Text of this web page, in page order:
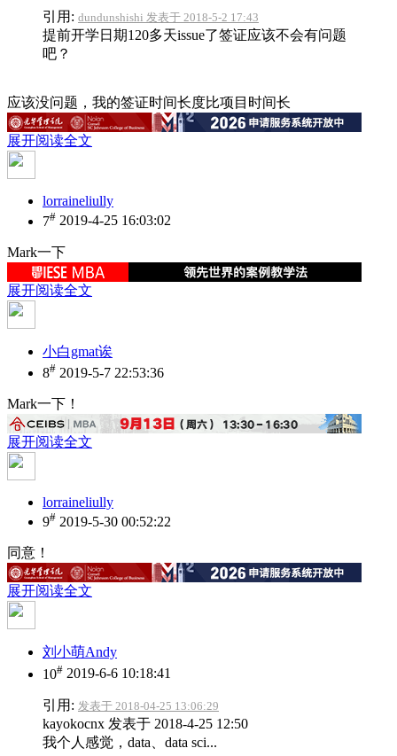
引用: dundunshishi 发表于 2018-5-2 17:43
提前开学日期120多天issue了签证应该不会有问题
吧？
应该没问题，我的签证时间长度比项目时间长
展开阅读全文
lorraineliully
7# 2019-4-25 16:03:02
Mark一下
展开阅读全文
小白gmat诶
8# 2019-5-7 22:53:36
Mark一下！
展开阅读全文
lorraineliully
9# 2019-5-30 00:52:22
同意！
展开阅读全文
刘小萌Andy
10# 2019-6-6 10:18:41
引用: 发表于 2018-04-25 13:06:29
kayokocnx 发表于 2018-4-25 12:50
我个人感觉，data、data sci...